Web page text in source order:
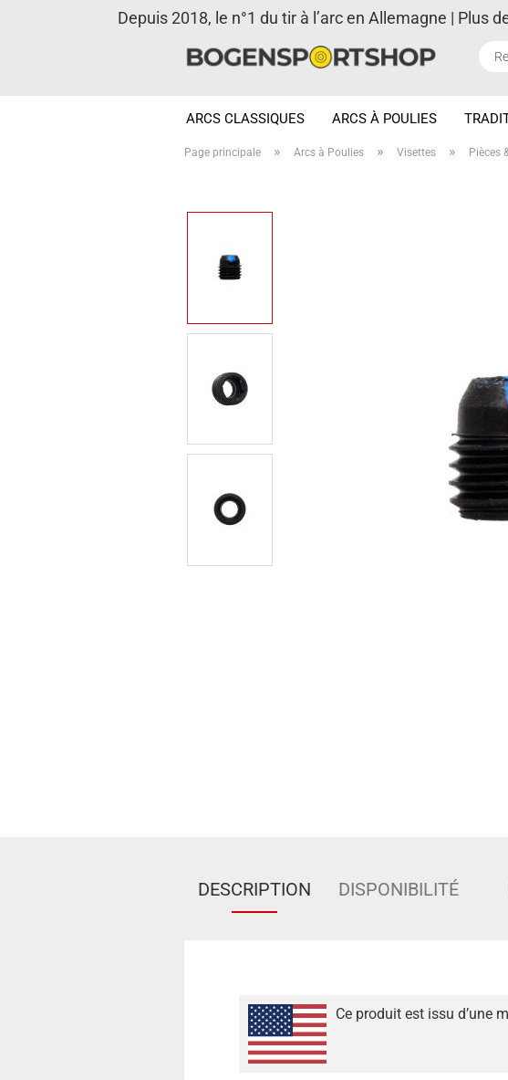
Depuis 2018, le n°1 du tir à l’arc en Allemagne | Plus
ARCS CLASSIQUES ARCS À POULIES
Page principale » Arcs à Poulies » Visettes » Pièces
DESCRIPTION DISPONIBILITÉ
Ce produit est issu d’une